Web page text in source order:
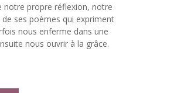
notre propre réflexion, notre
ses poèmes qui expriment
nous enferme dans une
nous ouvrir à la grâce.